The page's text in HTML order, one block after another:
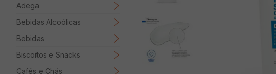
Adega
Bebidas Alcoólicas
Bebidas
Biscoitos e Snacks
Cafés e Chás